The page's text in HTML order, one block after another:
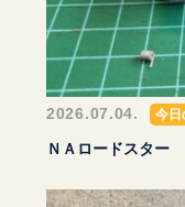
2026.07.04. 今日
ＮＡロードスタ